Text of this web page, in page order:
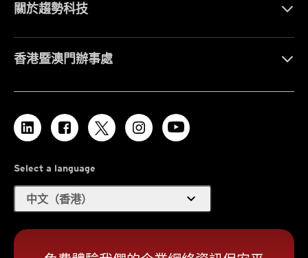
關於趨勢科技
香港暨澳門辦事處
Select a language
中文（香港） expand_more